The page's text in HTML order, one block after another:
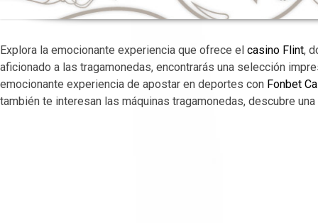
Explora la emocionante experiencia que ofrece el casino Flint,
aficionado a las tragamonedas, encontrarás una selección
emocionante experiencia de apostar en deportes con Fonbet
también te interesan las máquinas tragamonedas, descubre